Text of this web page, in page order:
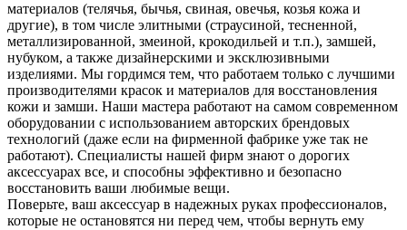
материалов (телячья, бычья, свиная, овечья, козья кожа и
другие), в том числе элитными (страусиной, тесненной,
металлизированной, змеиной, крокодильей и т.п.), замшей,
нубуком, а также дизайнерскими и эксклюзивными
изделиями. Мы гордимся тем, что работаем только с лучшими
производителями красок и материалов для восстановления
кожи и замши. Наши мастера работают на самом современном
оборудовании с использованием авторских брендовых
технологий (даже если на фирменной фабрике уже так не
работают). Специалисты нашей фирм знают о дорогих
аксессуарах все, и способны эффективно и безопасно
восстановить ваши любимые вещи.
Поверьте, ваш аксессуар в надежных руках профессионалов,
которые не остановятся ни перед чем, чтобы вернуть ему